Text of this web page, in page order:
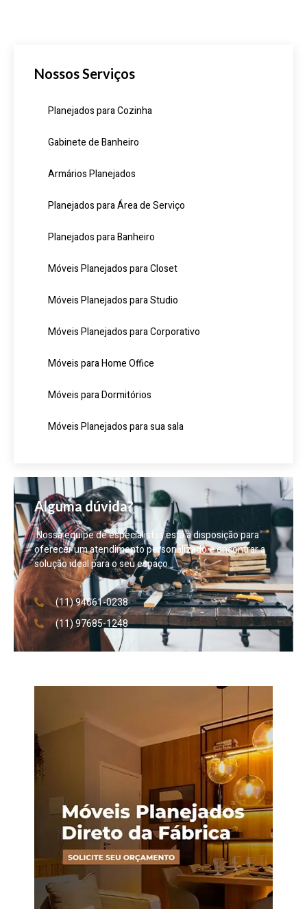
Nossos Serviços
Planejados para Cozinha
Gabinete de Banheiro
Armários Planejados
Planejados para Área de Serviço
Planejados para Banheiro
Móveis Planejados para Closet
Móveis Planejados para Studio
Móveis Planejados para Corporativo
Móveis para Home Office
Móveis para Dormitórios
Móveis Planejados para sua sala
Alguma dúvida?
Nossa equipe de especialistas está à disposição para
oferecer um atendimento personalizado e encontrar a
solução ideal para o seu espaço.
(11) 94661-0238
(11) 97685-1248